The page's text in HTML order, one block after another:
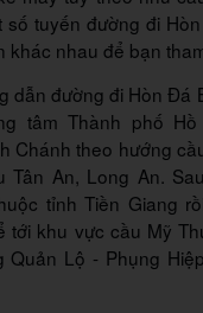
số tuyến đường đi
khác nhau để bạn
dẫn đường đi Hòn Đá
tâm Thành phố
Chánh theo hướng
Tân An, Long An.
tỉnh Tiền Giang
tới khu vực cầu Mỹ
Quản Lộ - Phụng